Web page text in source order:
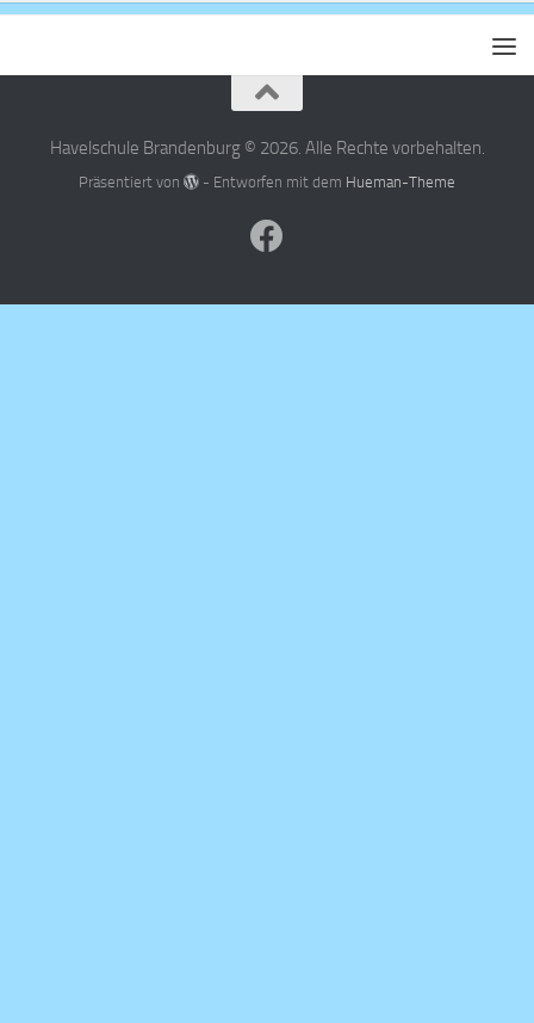
Havelschule Brandenburg © 2026. Alle Rechte vorbehalten.
Präsentiert von - Entworfen mit dem Hueman-Theme